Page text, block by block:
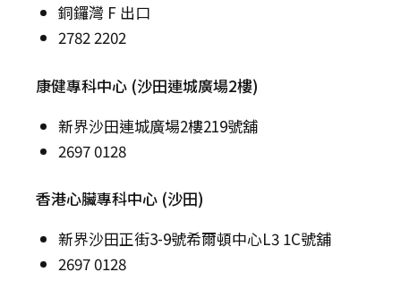
銅鑼灣 F 出口
2782 2202
康健專科中心 (沙田連城廣場2樓)
新界沙田連城廣場2樓219號舖
2697 0128
香港心臟專科中心 (沙田)
新界沙田正街3-9號希爾頓中心L3 1C號舖
2697 0128